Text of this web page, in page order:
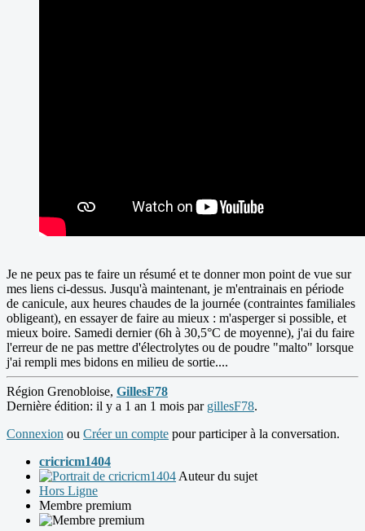
Je ne peux pas te faire un résumé et te donner mon point de vue sur
mes liens ci-dessus. Jusqu'à maintenant, je m'entrainais en période
de canicule, aux heures chaudes de la journée (contraintes familiales
obligeant), en essayer de faire au mieux : m'asperger si possible, et
mieux boire. Samedi dernier (6h à 30,5°C de moyenne), j'ai du faire
l'erreur de ne pas mettre d'électrolytes ou de poudre "malto" lorsque
j'ai rempli mes bidons en milieu de sortie....
Région Grenobloise, GillesF78
Dernière édition: il y a 1 an 1 mois par gillesF78.
Connexion ou Créer un compte pour participer à la conversation.
cricricm1404
Auteur du sujet
Hors Ligne
Membre premium